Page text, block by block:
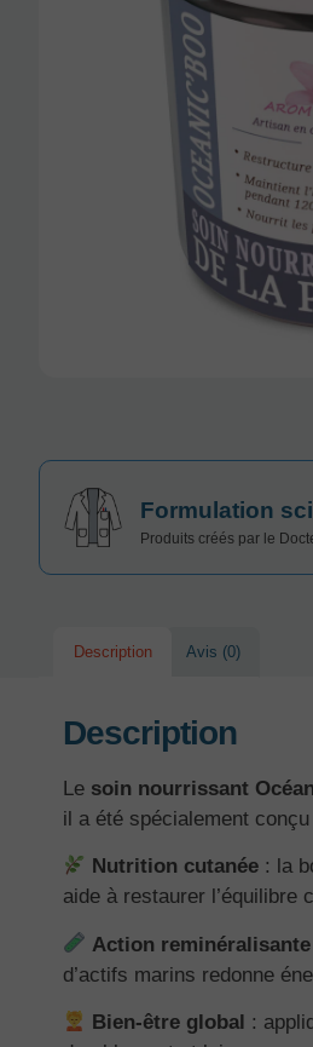
Formulation
Produits créés par le
Description Avis (0)
Description
Le soin nourrissant
il a été spécialement
Nutrition cutanée : la
aide à restaurer l’équilibre
Action reminéralisante
d’actifs marins redonne
Bien-être global :